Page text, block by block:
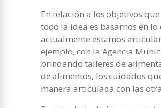
En relación a los objetivos
todo la idea es basarnos en lo
actualmente estamos
ejemplo, con la Agencia
brindando talleres de
de alimentos, los cuidados
manera articulada con las